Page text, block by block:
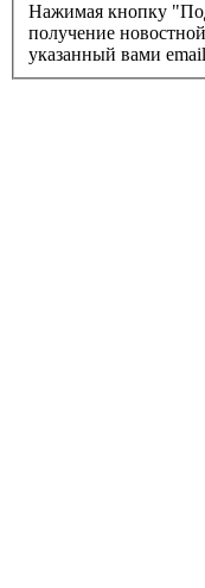
Нажимая кнопку
получение
указанный вами